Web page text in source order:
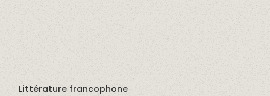
Littérature francophone